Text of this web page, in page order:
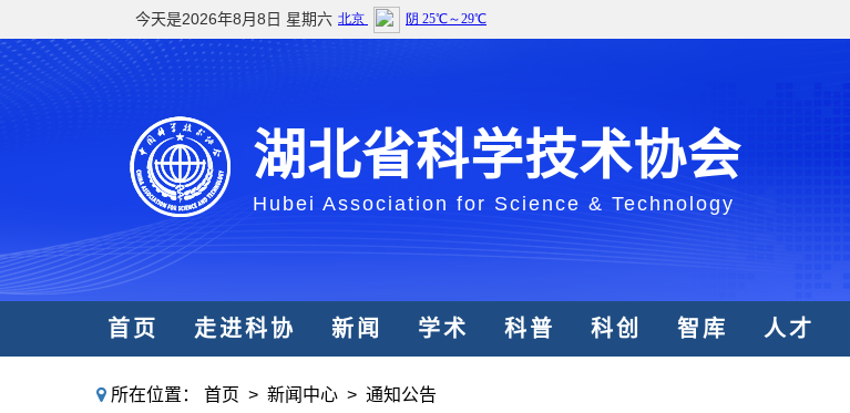
今天是2026年8月8日 星期六
湖北省科学技术协会
Hubei Association for Science & Technology
首页 走进科协 新闻 学术 科普 科创 智库 人才
所在位置： 首页 > 新闻中心 > 通知公告